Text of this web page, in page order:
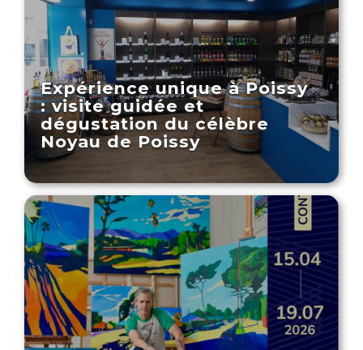
Expérience unique à Poissy
: visite guidée et
dégustation du célèbre
Noyau de Poissy